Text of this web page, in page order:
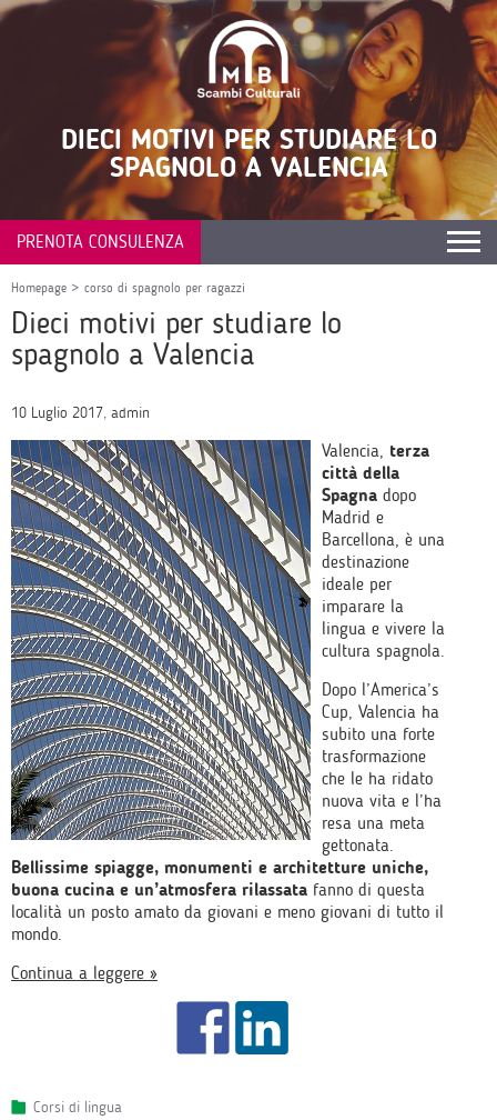
DIECI MOTIVI PER STUDIARE LO
SPAGNOLO A VALENCIA
PRENOTA CONSULENZA
Homepage > corso di spagnolo per ragazzi
Dieci motivi per studiare lo
spagnolo a Valencia
10 Luglio 2017, admin
Valencia, terza
città della
Spagna dopo
Madrid e
Barcellona, è una
destinazione
ideale per
imparare la
lingua e vivere la
cultura spagnola.
Dopo l’America’s
Cup, Valencia ha
subito una forte
trasformazione
che le ha ridato
nuova vita e l’ha
resa una meta
gettonata.
Bellissime spiagge, monumenti e architetture uniche,
buona cucina e un’atmosfera rilassata fanno di questa
località un posto amato da giovani e meno giovani di tutto il
mondo.
Continua a leggere »
Corsi di lingua